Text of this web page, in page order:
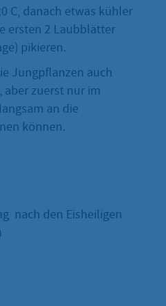
C, danach etwas kühler
ersten 2 Laubblätter
pikieren.
Jungpflanzen auch
aber zuerst nur im
an die
können.
nach den Eisheiligen